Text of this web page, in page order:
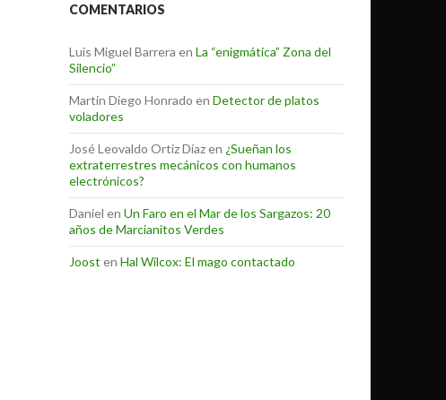
COMENTARIOS
Luis Miguel Barrera en La “enigmática” Zona del
Silencio”
Martin Diego Honrado en Detector de platos
voladores
José Leovaldo Ortiz Díazen ¿Sueñan los
extraterrestres mecánicos con humanos
electrónicos?
Daniel en Un Faro en el Mar de los Sargazos: 20
años de Marcianitos Verdes
Joost en Hal Wilcox: El mago contactado